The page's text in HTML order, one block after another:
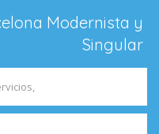
Modernista y
Singular